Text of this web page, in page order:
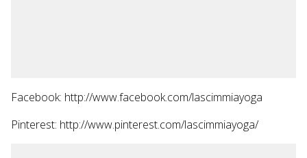
Facebook: http://www.facebook.com/lascimmiayoga
Pinterest: http://www.pinterest.com/lascimmiayoga/